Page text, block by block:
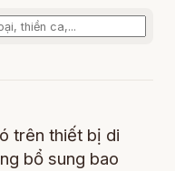
trên thiết bị di
bổ sung bao